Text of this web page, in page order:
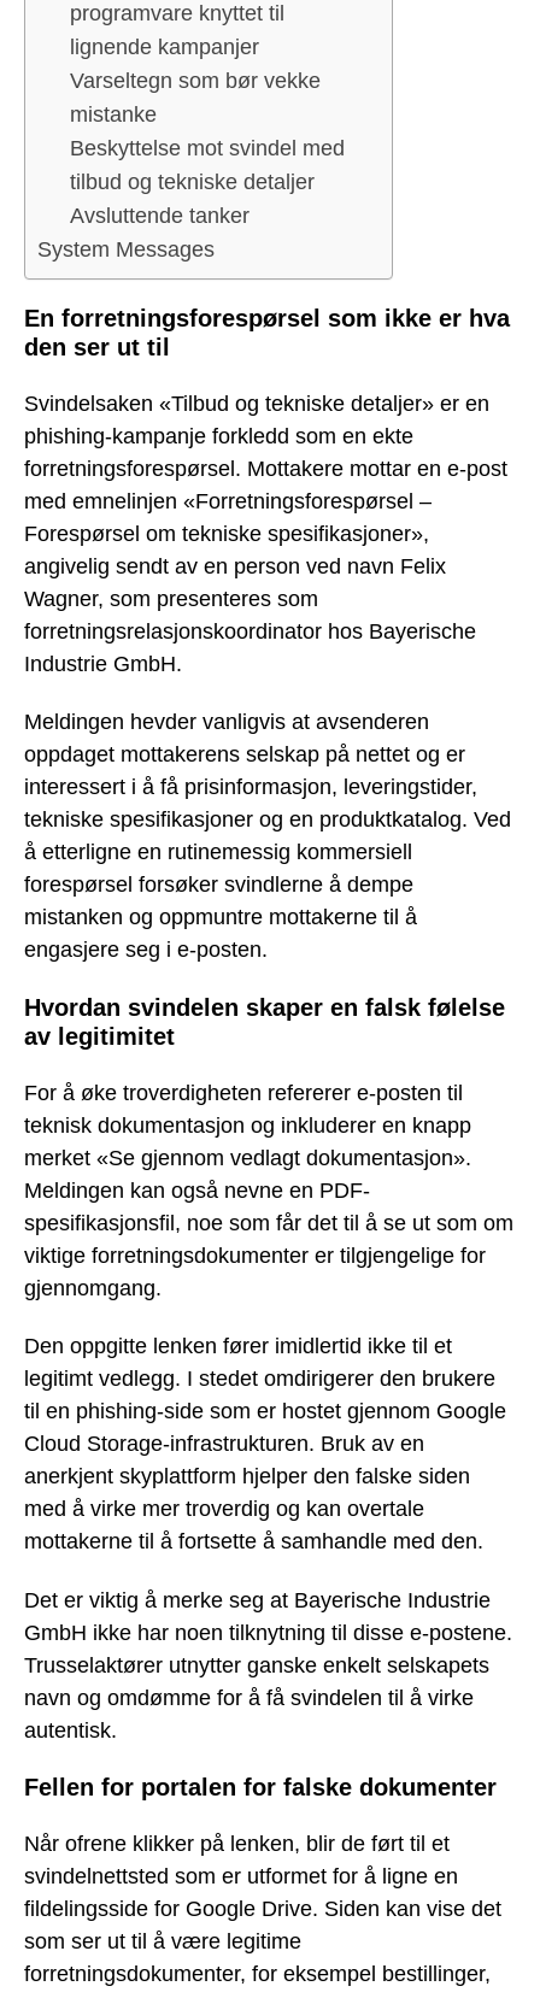
programvare knyttet til
lignende kampanjer
Varseltegn som bør vekke
mistanke
Beskyttelse mot svindel med
tilbud og tekniske detaljer
Avsluttende tanker
System Messages
En forretningsforespørsel som ikke er hva
den ser ut til
Svindelsaken «Tilbud og tekniske detaljer» er en
phishing-kampanje forkledd som en ekte
forretningsforespørsel. Mottakere mottar en e-post
med emnelinjen «Forretningsforespørsel –
Forespørsel om tekniske spesifikasjoner»,
angivelig sendt av en person ved navn Felix
Wagner, som presenteres som
forretningsrelasjonskoordinator hos Bayerische
Industrie GmbH.
Meldingen hevder vanligvis at avsenderen
oppdaget mottakerens selskap på nettet og er
interessert i å få prisinformasjon, leveringstider,
tekniske spesifikasjoner og en produktkatalog. Ved
å etterligne en rutinemessig kommersiell
forespørsel forsøker svindlerne å dempe
mistanken og oppmuntre mottakerne til å
engasjere seg i e-posten.
Hvordan svindelen skaper en falsk følelse
av legitimitet
For å øke troverdigheten refererer e-posten til
teknisk dokumentasjon og inkluderer en knapp
merket «Se gjennom vedlagt dokumentasjon».
Meldingen kan også nevne en PDF-
spesifikasjonsfil, noe som får det til å se ut som om
viktige forretningsdokumenter er tilgjengelige for
gjennomgang.
Den oppgitte lenken fører imidlertid ikke til et
legitimt vedlegg. I stedet omdirigerer den brukere
til en phishing-side som er hostet gjennom Google
Cloud Storage-infrastrukturen. Bruk av en
anerkjent skyplattform hjelper den falske siden
med å virke mer troverdig og kan overtale
mottakerne til å fortsette å samhandle med den.
Det er viktig å merke seg at Bayerische Industrie
GmbH ikke har noen tilknytning til disse e-postene.
Trusselaktører utnytter ganske enkelt selskapets
navn og omdømme for å få svindelen til å virke
autentisk.
Fellen for portalen for falske dokumenter
Når ofrene klikker på lenken, blir de ført til et
svindelnettsted som er utformet for å ligne en
fildelingsside for Google Drive. Siden kan vise det
som ser ut til å være legitime
forretningsdokumenter, for eksempel bestillinger,